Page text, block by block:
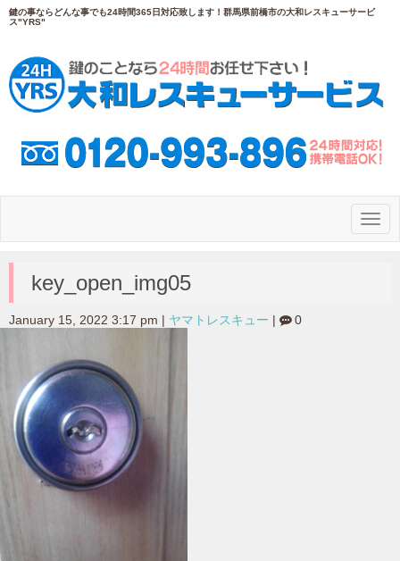
鍵の事ならどんな事でも24時間365日対応致します！群馬県前橋市の大和レスキューサービ
ス"YRS"
N
a
key_open_img05
January 15, 2022 3:17 pm ヤマトレスキュー 0